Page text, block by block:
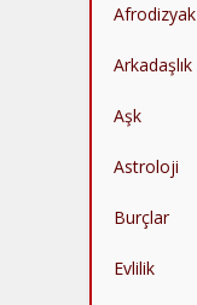
Afrodizyak
Arkadaşlık
Aşk
Astroloji
Burçlar
Evlilik